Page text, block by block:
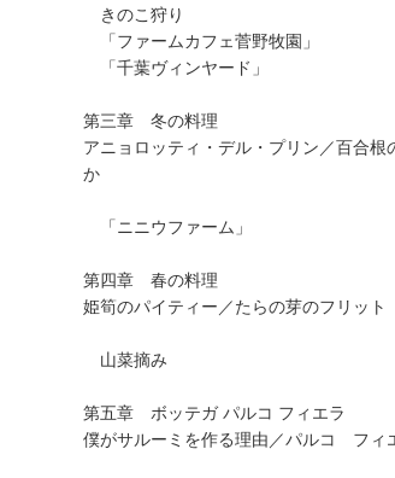
きのこ狩り
「ファームカフェ菅野牧園」
「千葉ヴィンヤード」
第三章 冬の料理
アニョロッティ・デル・プリン／百合
か
「ニニウファーム」
第四章 春の料理
姫筍のパイティー／たらの芽のフリッ
山菜摘み
第五章 ボッテガ パルコ フィエラ
僕がサルーミを作る理由／パルコ フィ